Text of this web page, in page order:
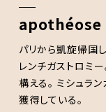
apothéose
パリから凱旋帰国
レンチガストロミ
構える。 ミシュラ
獲得している。